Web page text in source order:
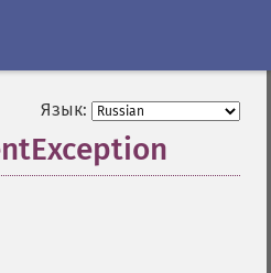
Язык: